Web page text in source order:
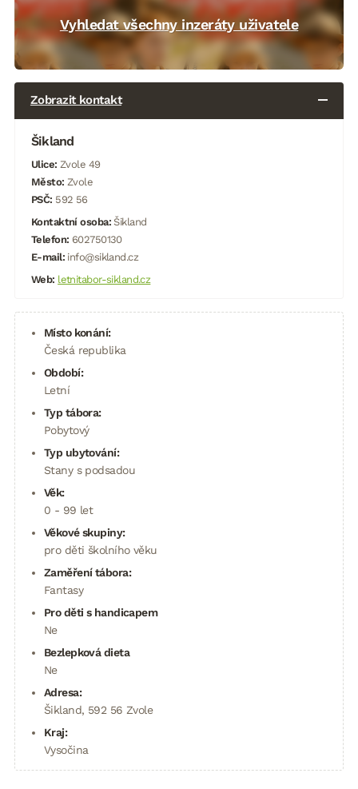
Vyhledat všechny inzeráty uživatele
Zobrazit kontakt
Šikland
Ulice: Zvole 49
Město: Zvole
PSČ: 592 56
Kontaktní osoba:Šikland
Telefon: 602750130
E-mail: info@sikland.cz
Web: letnitabor-sikland.cz
Místo konání:
Česká republika
Období:
Letní
Typ tábora:
Pobytový
Typ ubytování:
Stany s podsadou
Věk:
0 - 99 let
Věkové skupiny:
pro děti školního věku
Zaměření tábora:
Fantasy
Pro děti s handicapem
Ne
Bezlepková dieta
Ne
Adresa:
Šikland, 592 56 Zvole
Kraj:
Vysočina